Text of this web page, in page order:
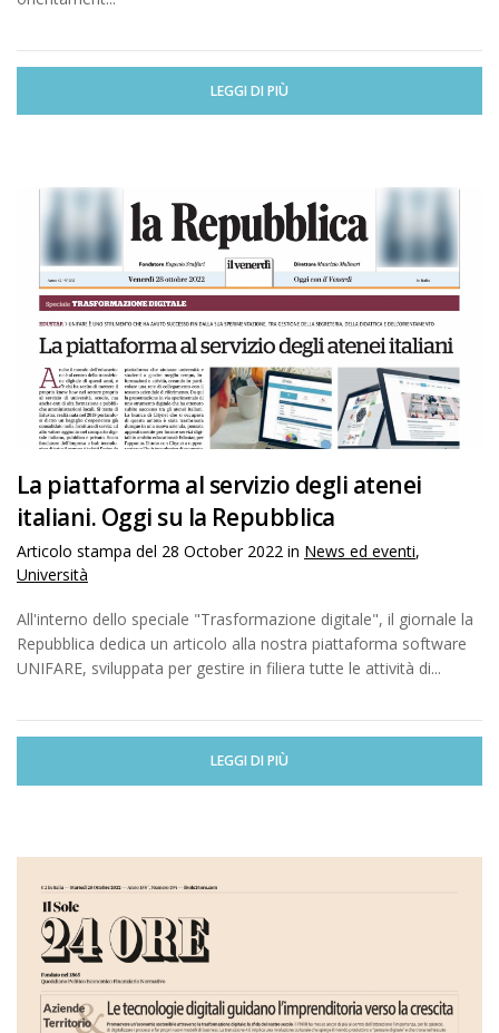
LEGGI DI PIÙ
La piattaforma al servizio degli atenei
italiani. Oggi su la Repubblica
Articolo stampa del 28 October 2022 in News ed eventi,
Università
All'interno dello speciale "Trasformazione digitale", il giornale la
Repubblica dedica un articolo alla nostra piattaforma software
UNIFARE, sviluppata per gestire in filiera tutte le attività di...
LEGGI DI PIÙ